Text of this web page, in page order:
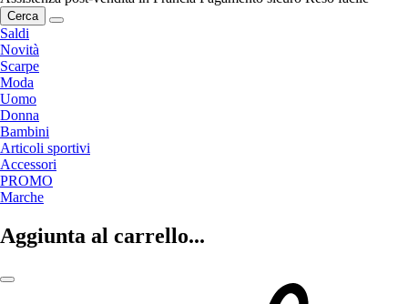
Cerca
Saldi
Novità
Scarpe
Moda
Uomo
Donna
Bambini
Articoli sportivi
Accessori
PROMO
Marche
Aggiunta al carrello...